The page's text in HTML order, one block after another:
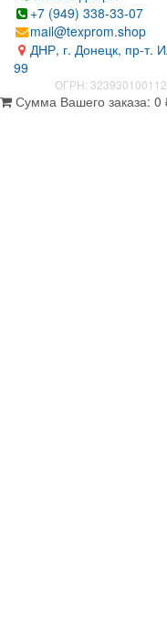
+7 (949) 338-33-07
mail@texprom.shop
ДНР, г. Донецк, пр-т.
99
ОГРН:
Сумма Вашего заказа: 0